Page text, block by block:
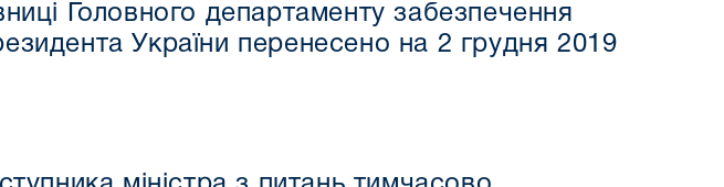
Головного департаменту забезпечення
України перенесено на 2 грудня 2019